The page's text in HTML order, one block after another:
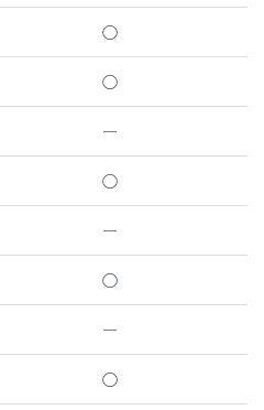
◯
◯
―
◯
―
◯
―
◯